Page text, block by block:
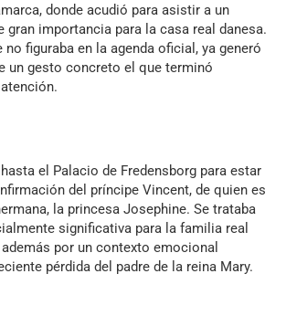
donde acudió para asistir a un
gran importancia para la casa real danesa.
no figuraba en la agenda oficial, ya generó
un gesto concreto el que terminó
el Palacio de Fredensborg para estar
del príncipe Vincent, de quien es
la princesa Josephine. Se trataba
significativa para la familia real
por un contexto emocional
pérdida del padre de la reina Mary.